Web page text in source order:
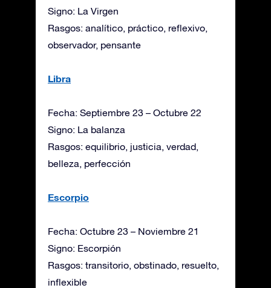
Signo: La Virgen
Rasgos: analítico, práctico, reflexivo,
observador, pensante
Libra
Fecha: Septiembre 23 – Octubre 22
Signo: La balanza
Rasgos: equilibrio, justicia, verdad,
belleza, perfección
Escorpio
Fecha: Octubre 23 – Noviembre 21
Signo: Escorpión
Rasgos: transitorio, obstinado, resuelto,
inflexible